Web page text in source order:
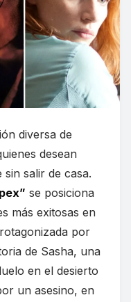
diversa de
desean
salir de casa.
se posiciona
más exitosas en
por
de Sasha, una
en el desierto
un asesino, en